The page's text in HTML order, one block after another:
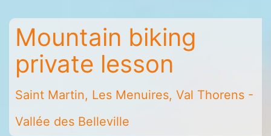
Mountain
Leaders
Office
-
Martin
Les
Mountain biking
private lesson
Saint Martin, Les Menuires, Val Thorens -
Vallée des Belleville